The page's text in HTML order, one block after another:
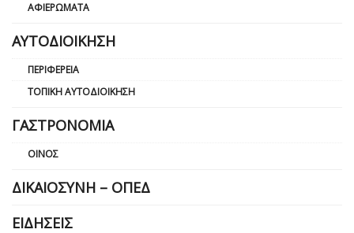
ΑΦΙΕΡΏΜΑΤΑ
ΑΥΤΟΔΙΟΊΚΗΣΗ
ΠΕΡΙΦΈΡΕΙΑ
ΤΟΠΙΚΉ ΑΥΤΟΔΙΟΊΚΗΣΗ
ΓΑΣΤΡΟΝΟΜΊΑ
ΟΊΝΟΣ
ΔΙΚΑΙΟΣΎΝΗ – ΟΠΕΔ
ΕΙΔΉΣΕΙΣ